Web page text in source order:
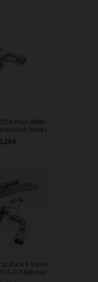
Pour BMW
À Valves
€
Back À Valves
2018)(Race)